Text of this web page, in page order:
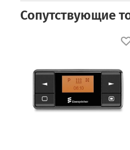
Сопутствующие